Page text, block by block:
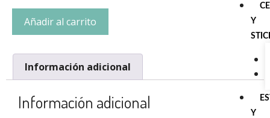
Y
Y
Añadir al carrito
Información adicional
Información adicional